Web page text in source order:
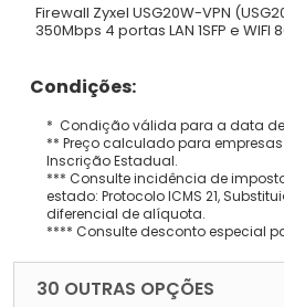
Firewall Zyxel USG20W-VPN
350Mbps 4 portas LAN 1SFP e WIFI
Condições:
* Condição válida para a data
** Preço calculado para
Inscrição Estadual.
*** Consulte incidência de
estado: Protocolo ICMS 21,
diferencial de alíquota.
**** Consulte desconto especial
30 OUTRAS OPÇÕES